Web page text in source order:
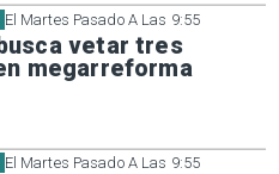
El Martes Pasado A Las 9:55
vetar tres
megarreforma
El Martes Pasado A Las 9:55